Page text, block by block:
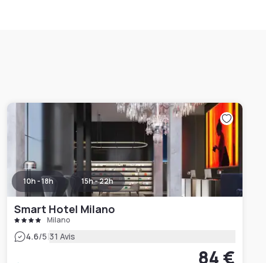
10h - 18h 15h - 22h
Smart Hotel Milano
Milano
4.6/5|31 Avis
84 €